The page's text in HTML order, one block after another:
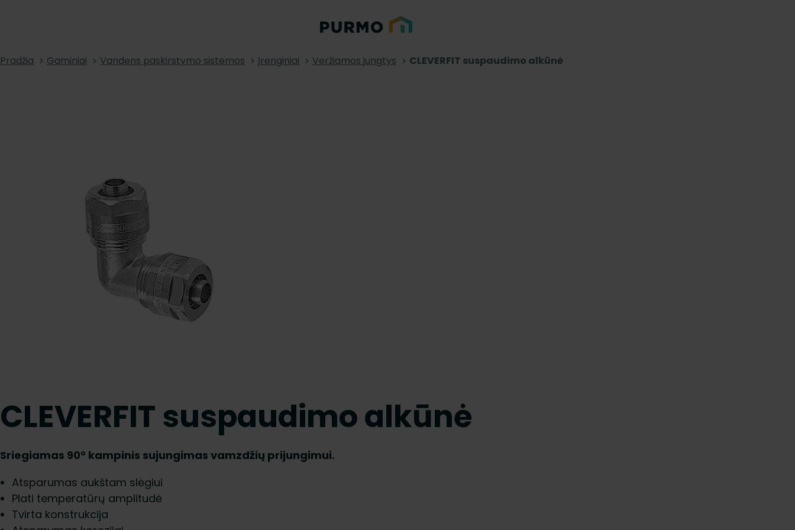
Pradžia Gaminiai Vandens paskirstymo sistemos Įrenginiai Veržiamos jungtys CLEVERFIT suspaudimo alkūnė
CLEVERFIT suspaudimo alkūnė
Sriegiamas 90° kampinis sujungimas vamzdžių prijungimui.
Atsparumas aukštam slėgiui
Plati temperatūrų amplitudė
Tvirta konstrukcija